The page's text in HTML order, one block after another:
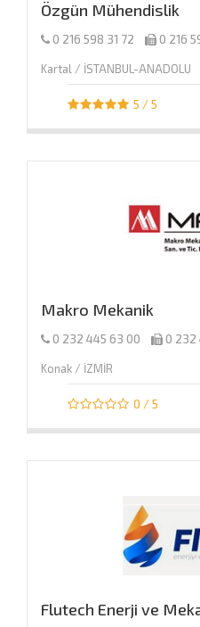
Özgün Mühendislik
0 216 598 31 72 0 216
Kartal / İSTANBUL-ANADOLU
5 / 5
Makro Mekanik
0 232 445 63 00 0 232
Konak / İZMİR
0 / 5
Flutech Enerji ve